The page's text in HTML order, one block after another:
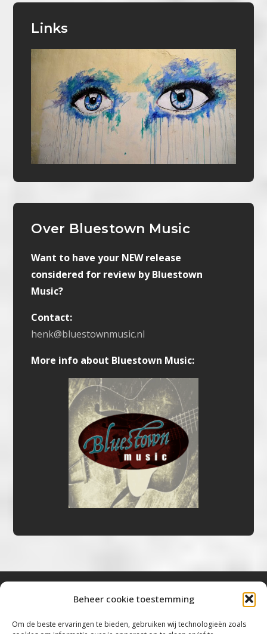
Beheer cookie toestemming
Om de beste ervaringen te bieden, gebruiken wij technologieën zoals
Links
Over Bluestown Music
Want to have your NEW release
considered for review by Bluestown
Music?
Contact:
henk@bluestownmusic.nl
More info about Bluestown Music: